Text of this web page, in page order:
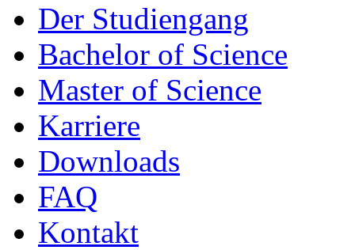
Der Studiengang
Bachelor of Science
Master of Science
Karriere
Downloads
FAQ
Kontakt